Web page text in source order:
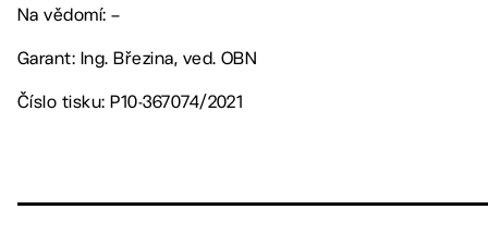
Na vědomí: –
Garant: Ing. Březina, ved. OBN
Číslo tisku: P10-367074/2021